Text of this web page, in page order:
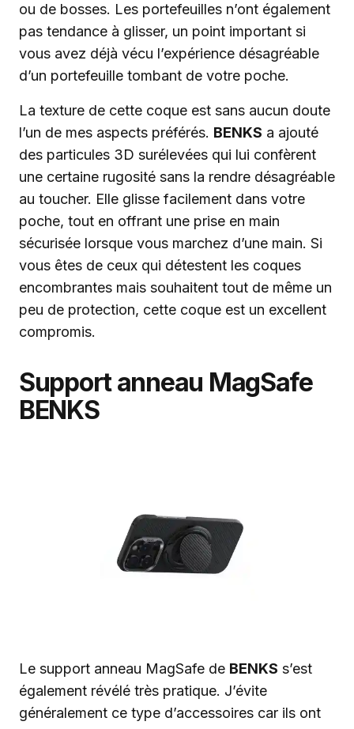
ou de bosses. Les portefeuilles n’ont également
pas tendance à glisser, un point important si
vous avez déjà vécu l’expérience désagréable
d’un portefeuille tombant de votre poche.
La texture de cette coque est sans aucun doute
l’un de mes aspects préférés. BENKS a ajouté
des particules 3D surélevées qui lui confèrent
une certaine rugosité sans la rendre désagréable
au toucher. Elle glisse facilement dans votre
poche, tout en offrant une prise en main
sécurisée lorsque vous marchez d’une main. Si
vous êtes de ceux qui détestent les coques
encombrantes mais souhaitent tout de même un
peu de protection, cette coque est un excellent
compromis.
Support anneau MagSafe
BENKS
Le support anneau MagSafe de BENKS s’est
également révélé très pratique. J’évite
généralement ce type d’accessoires car ils ont